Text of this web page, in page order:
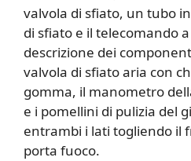
valvola di sfiato, un tubo
di sfiato e il telecomando
descrizione dei
valvola di sfiato aria con
gomma, il manometro
e i pomellini di pulizia del
entrambi i lati togliendo il
porta fuoco.